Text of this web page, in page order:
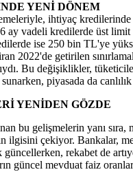
YENİ DÖNEM
ihtiyaç
ay vadeli kredilerde üst
ise 250 bin TL'ye
2022'de getirilen
Bu değişiklikler,
piyasada da canlılık
YENİDEN GÖZDE
bu gelişmelerin yanı sıra,
ilgisini çekiyor. Bankalar,
rekabet de
güncel mevduat faiz